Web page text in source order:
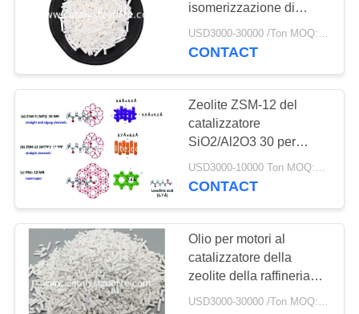
Setaccio molecolare
della zeolite
Agente di
desolforazione
44
isomerizzazione di
250m2/G 2.2mm
CONTACT
Zeolite ZSM-12 del
catalizzatore
SiO2/Al2O3 30 per
alchilazione selettiva di
forma di naftalene
USD3000-10000 Ton MOQ:1 chilogrammo
CONTACT
Olio per motori al
catalizzatore della
zeolite della raffineria
10mm Zsm 5 del gasolio
USD3000-30000 /Ton MOQ:1 chilogrammo